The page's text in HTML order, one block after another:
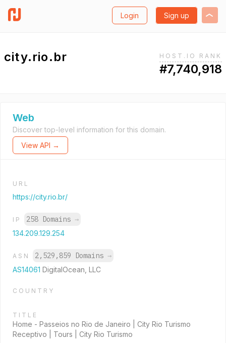
Login Sign up
city.rio.br HOST.IO RANK
#7,740,918
Web
Discover top-level information for this domain.
View API →
URL
https://city.rio.br/
IP 258 Domains →
134.209.129.254
ASN 2,529,859 Domains →
AS14061 DigitalOcean, LLC
COUNTRY
TITLE
Home - Passeios no Rio de Janeiro | City Rio Turismo
Receptivo | Tours | City Rio Turismo